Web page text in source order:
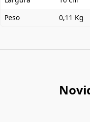
Peso
0,11 Kg